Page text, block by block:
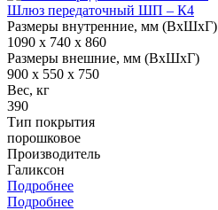
Шлюз передаточный ШП – К4
Размеры внутренние, мм (ВхШхГ)
1090 x 740 x 860
Размеры внешние, мм (ВхШхГ)
900 x 550 x 750
Вес, кг
390
Тип покрытия
порошковое
Производитель
Галиксон
Подробнее
Подробнее